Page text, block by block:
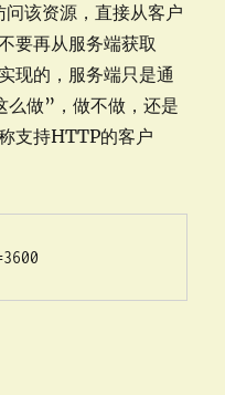
该资源，直接从客户
要再从服务端获取
现的，服务端只是通
么做”，做不做，还是
支持HTTP的客户